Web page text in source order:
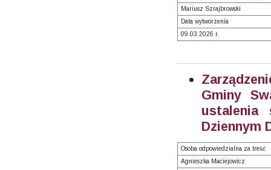
Mariusz Szrajbrowski
Data wytworzenia
09.03.2026 r.
Gminy
ustalenia
Dziennym
Osoba odpowiedzialna za treść
Agnieszka Maciejowicz